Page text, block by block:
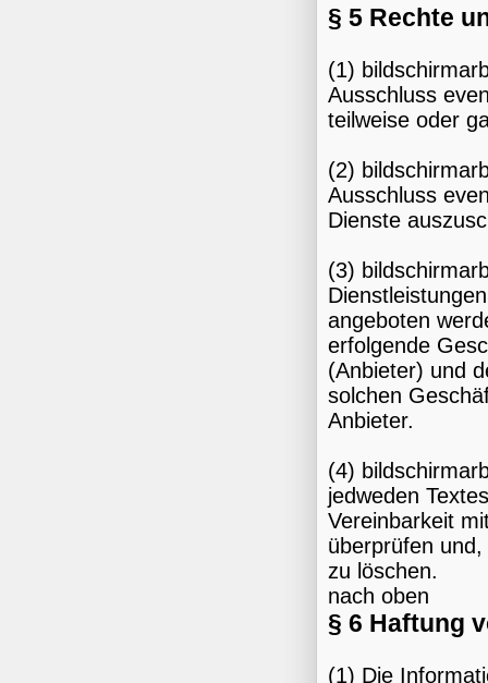
§ 5 Rechte
(1)
Ausschluss
teilweise oder
(2)
Ausschluss
Dienste
(3)
angeboten
erfolgende
(Anbieter) und
solchen
Anbieter.
(4)
jedweden
Vereinbarkeit
überprüfen
zu löschen.
nach oben
§ 6 Haftung
(1) Die